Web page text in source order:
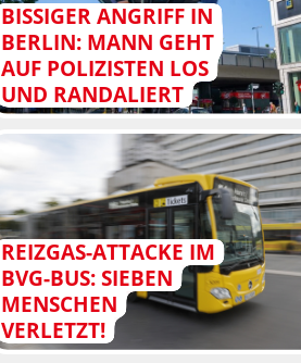
BISSIGER ANGRIFF IN
BERLIN: MANN GEHT
AUF POLIZISTEN LOS
UND RANDALIERT
REIZGAS-ATTACKE IM
BVG-BUS: SIEBEN
MENSCHEN
VERLETZT!